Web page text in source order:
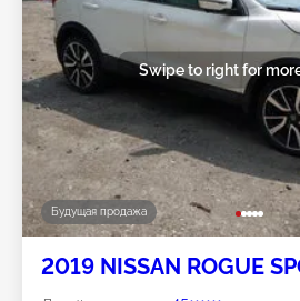
Будущая продажа
Swipe to right for
2019 NISSAN ROGUE